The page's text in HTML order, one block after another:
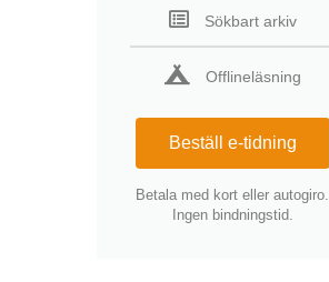
Sökbart arkiv
Offlineläsning
Beställ e-tidning
Betala med kort eller autogiro.
Ingen bindningstid.